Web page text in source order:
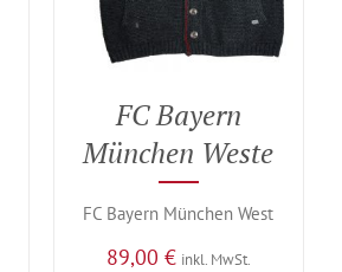
FC Bayern
München Weste
FC Bayern München West
89,00 € inkl. MwSt.